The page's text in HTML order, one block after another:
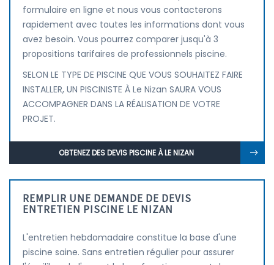
formulaire en ligne et nous vous contacterons
rapidement avec toutes les informations dont vous
avez besoin. Vous pourrez comparer jusqu'à 3
propositions tarifaires de professionnels piscine.
SELON LE TYPE DE PISCINE QUE VOUS SOUHAITEZ FAIRE
INSTALLER, UN PISCINISTE À Le Nizan SAURA VOUS
ACCOMPAGNER DANS LA RÉALISATION DE VOTRE
PROJET.
OBTENEZ DES DEVIS PISCINE À LE NIZAN
REMPLIR UNE DEMANDE DE DEVIS
ENTRETIEN PISCINE LE NIZAN
L'entretien hebdomadaire constitue la base d'une
piscine saine. Sans entretien régulier pour assurer